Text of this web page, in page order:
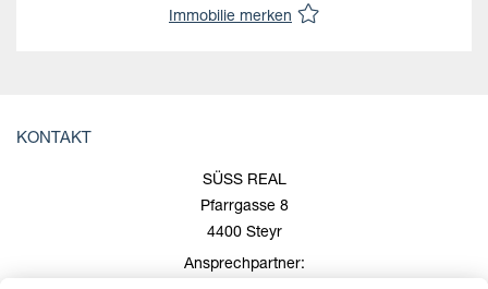
Immobilie merken
KONTAKT
SÜSS REAL
Pfarrgasse 8
4400 Steyr
Ansprechpartner: